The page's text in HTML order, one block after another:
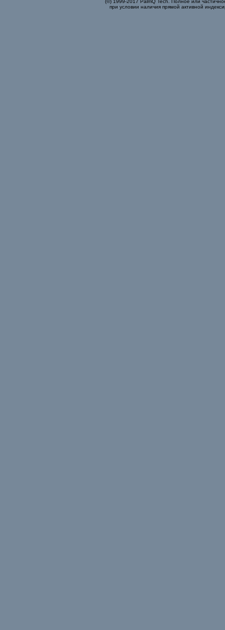
(©) 1999-2017 PalmQ Tech. Полное или
при условии наличия прямой активной